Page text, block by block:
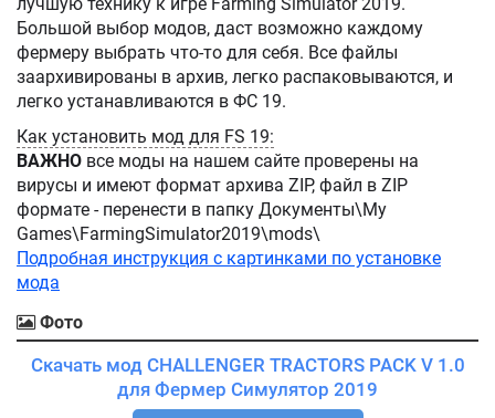
Большой выбор модов, даст возможно каждому
фермеру выбрать что-то для себя. Все файлы
заархивированы в архив, легко распаковываются, и
легко устанавливаются в ФС 19.
Как установить мод для FS 19:
ВАЖНО все моды на нашем сайте проверены на
вирусы и имеют формат архива ZIP, файл в ZIP
формате - перенести в папку Документы\My
Games\FarmingSimulator2019\mods\
Подробная инструкция с картинками по установке
мода
Фото
Скачать мод CHALLENGER TRACTORS PACK V 1.0
для Фермер Симулятор 2019